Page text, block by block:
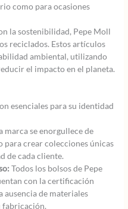
como para ocasiones
la sostenibilidad, Pepe Moll
reciclados. Estos artículos
ambiental, utilizando
el impacto en el planeta.
esenciales para su identidad
marca se enorgullece de
para crear colecciones únicas
de cada cliente.
Todos los bolsos de Pepe
con la certificación
ausencia de materiales
fabricación.